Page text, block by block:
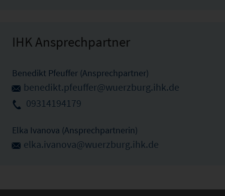
IHK Ansprechpartner
Benedikt Pfeuffer (Ansprechpartner)
benedikt.pfeuffer@wuerzburg.ihk.de
09314194179
Elka Ivanova (Ansprechpartnerin)
elka.ivanova@wuerzburg.ihk.de